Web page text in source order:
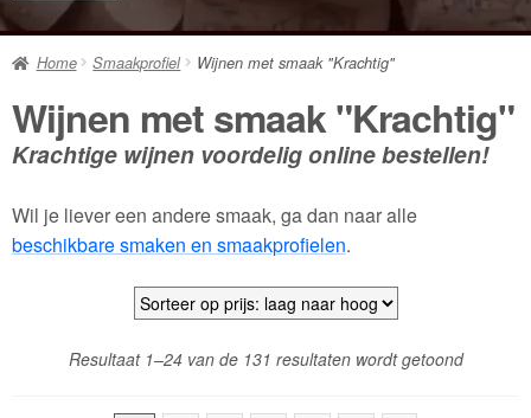
Home
Alle Wijnen
Rode wijn
Witte wijn
Rosé wijn
Porto
Wijnpakketten
Home Smaakprofiel Wijnen met smaak "Krachtig"
Wijnen met smaak "Krachtig"
Krachtige wijnen voordelig online bestellen!
Wil je liever een andere smaak, ga dan naar alle
beschikbare smaken en smaakprofielen.
Resultaat 1–24 van de 131 resultaten wordt getoond